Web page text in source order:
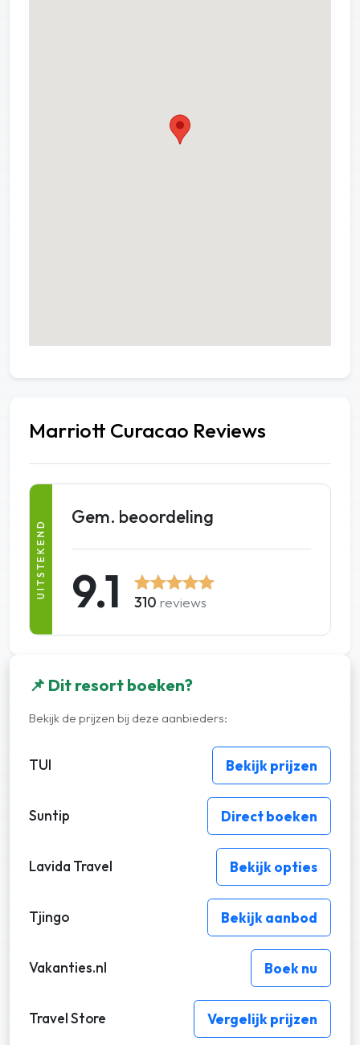
Marriott Curacao Reviews
Gem. beoordeling
9.1 310 reviews
UITSTEKEND
📌 Dit resort boeken?
Bekijk de prijzen bij deze aanbieders:
TUI Bekijk prijzen
Suntip Direct boeken
Lavida Travel Bekijk opties
Tjingo Bekijk aanbod
Vakanties.nl Boek nu
Travel Store Vergelijk prijzen